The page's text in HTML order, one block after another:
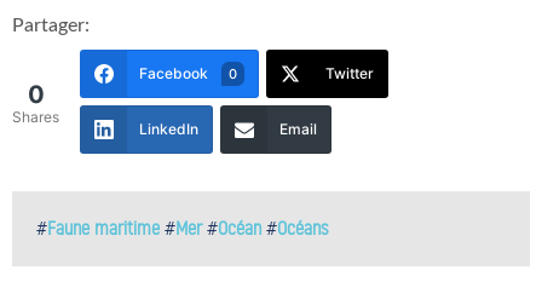
Partager:
0
Shares
Facebook 0 Twitter
LinkedIn Email
#Faune maritime #Mer#Océan #Océans